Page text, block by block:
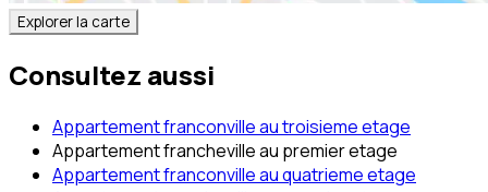
Explorer la carte
Consultez aussi
Appartement franconville au troisieme etage
Appartement francheville au premier etage
Appartement franconville au quatrieme etage